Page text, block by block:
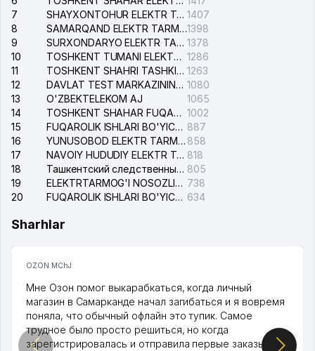
7
SHAYXONTOHUR ELEKTR TARMOG'I NOSOZLIKLARINI TUZATISH XIZMATI 1407
8
SAMARQAND ELEKTR TARMOQLARI AJ1398
9
SURXONDARYO ELEKTR TARMOQLARI AJ 1378
10
TOSHKENT TUMANI ELEKTR TARMOG'I AVARIYA XIZMATI 1286
11
TOSHKENT SHAHRI TASHKILOT TELEFONLARI HAQIDA MA'LUMOT BYUROSI 1263
12
DAVLAT TEST MARKAZINING ISHONCH TELEFONLARI 1080
13
O'ZBEKTELEKOM AJ
1065
14
TOSHKENT SHAHAR FUQAROLIK ISHLARI BO'YICHA SUDI 1002
15
FUQAROLIK ISHLARI BO'YICHA YAKKASAROY TUMANLARARO SUDI 887
16
YUNUSOBOD ELEKTR TARMOG'I NOSOZLIKLARI XIZMATI 858
17
NAVOIY HUDUDIY ELEKTR TARMOQLARI KORXONASI AJ 818
18
Ташкентский следственный изолятор 805
19
ELEKTRTARMOG'I NOSOZLIKLARINI TO'ZATISH SERGELI XIZMATI 738
20
FUQAROLIK ISHLARI BO'YICHA UCH-TEPA TUMANI SUDI 634
Sharhlar
OZON MChJ
Мне Озон помог выкарабкаться, когда личный
магазин в Самарканде начал загибаться и я вовремя
поняла, что обычный офлайн это тупик. Самое
трудное было просто решиться, но когда
зарегистрировалась и отправила первые заказы,